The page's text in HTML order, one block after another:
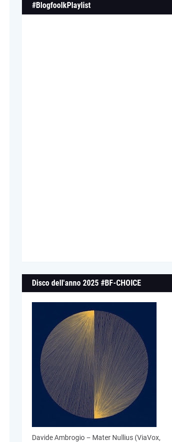
#BlogfoolkPlaylist
Disco dell'anno 2025 #BF-CHOICE
Davide Ambrogio – Mater Nullius (ViaVox,